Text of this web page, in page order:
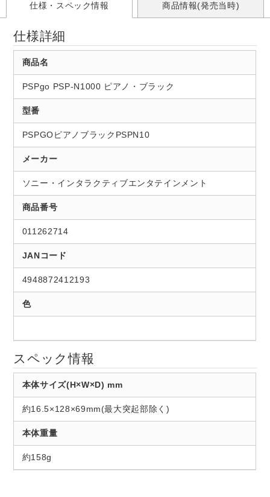
仕様・スペック情報 商品情報(発売当時)
仕様詳細
商品名
PSPgo PSP-N1000 ピアノ・ブラック
型番
PSPGOピアノブラックPSPN10
メーカー
ソニー・インタラクティブエンタテインメント
商品番号
011262714
JANコード
4948872412193
色
スペック情報
本体サイズ(H×W×D) mm
約16.5×128×69mm(最大突起部除く)
本体重量
約158g